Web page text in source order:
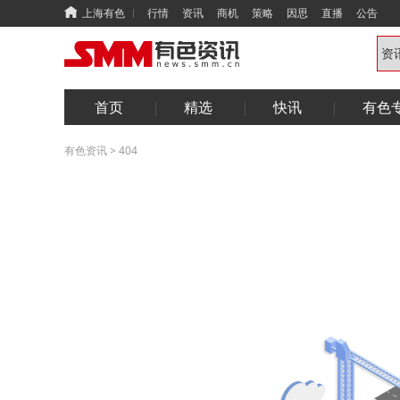
上海有色 行情 资讯 商机 策略 因思 直播 公告
首页 精选 快讯 有色
有色资讯> 404